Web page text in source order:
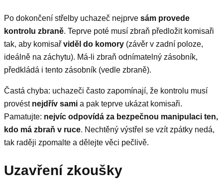
Po dokončení střelby uchazeč nejprve sám provede
kontrolu zbraně. Teprve poté musí zbraň předložit komisaři
tak, aby komisař viděl do komory (závěr v zadní poloze,
ideálně na záchytu). Má-li zbraň odnímatelný zásobník,
předkládá i tento zásobník (vedle zbraně).
Častá chyba: uchazeči často zapomínají, že kontrolu musí
provést nejdřív sami a pak teprve ukázat komisaři.
Pamatujte: nejvíc odpovídá za bezpečnou manipulaci ten,
kdo má zbraň v ruce. Nechtěný výstřel se vzít zpátky nedá,
tak raději zpomalte a dělejte věci pečlivě.
Uzavření zkoušky